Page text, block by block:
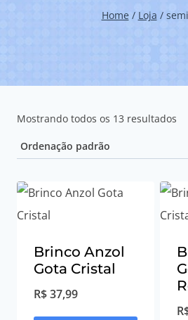
Home / Loja /
Mostrando todos os 13 resultados
Brinco Anzol
Gota Cristal
R$37,99